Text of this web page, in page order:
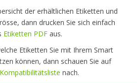
der erhältlichen Etiketten und
dann drucken Sie sich einfach
Etiketten PDF aus.
Etiketten Sie mit Ihrem Smart
können, dann schauen Sie auf
Kompatibilitätsliste nach.